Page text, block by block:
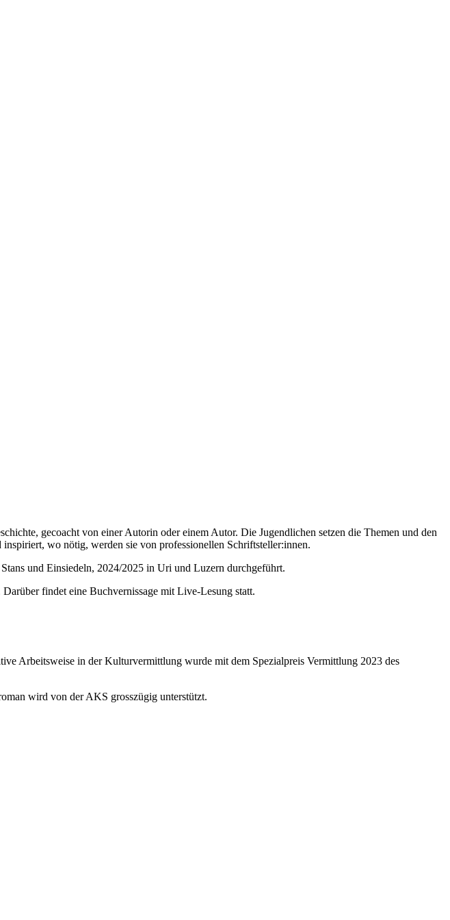
gecoacht von einer Autorin oder einem Autor. Die Jugendlichen setzen die Themen und den
wo nötig, werden sie von professionellen Schriftsteller:innen.
und Einsiedeln, 2024/2025 in Uri und Luzern durchgeführt.
findet eine Buchvernissage mit Live-Lesung statt.
Arbeitsweise in der Kulturvermittlung wurde mit dem Spezialpreis Vermittlung 2023 des
wird von der AKS grosszügig unterstützt.